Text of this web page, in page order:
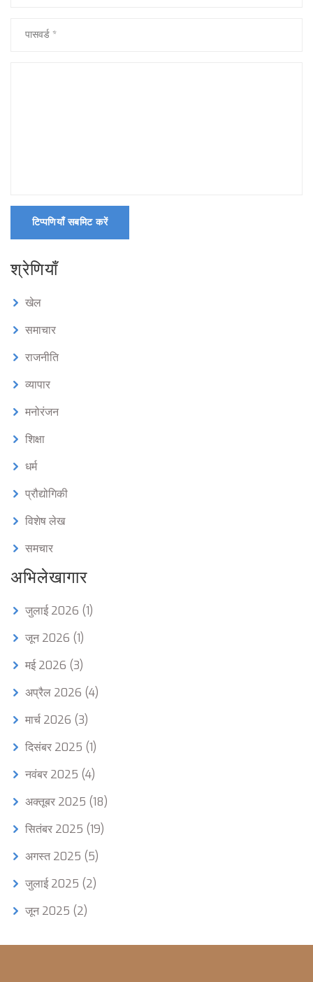
टिप्पणियाँ सबमिट करें
श्रेणियाँ
खेल
समाचार
राजनीति
व्यापार
मनोरंजन
शिक्षा
धर्म
प्रौद्योगिकी
विशेष लेख
समचार
अभिलेखागार
जुलाई 2026 (1)
जून 2026 (1)
मई 2026 (3)
अप्रैल 2026 (4)
मार्च 2026 (3)
दिसंबर 2025 (1)
नवंबर 2025 (4)
अक्तूबर 2025 (18)
सितंबर 2025 (19)
अगस्त 2025 (5)
जुलाई 2025 (2)
जून 2025 (2)